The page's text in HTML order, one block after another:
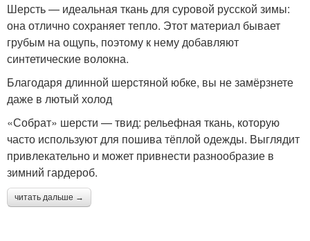
Шерсть — идеальная ткань для суровой русской зимы:
она отлично сохраняет тепло. Этот материал бывает
грубым на ощупь, поэтому к нему добавляют
синтетические волокна.
Благодаря длинной шерстяной юбке, вы не замёрзнете
даже в лютый холод
«Собрат» шерсти — твид: рельефная ткань, которую
часто используют для пошива тёплой одежды. Выглядит
привлекательно и может привнести разнообразие в
зимний гардероб.
читать дальше →